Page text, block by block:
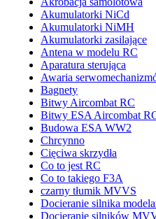
Akumulatorki NiCd
Akumulatorki NiMH
Akumulatorki zasilające
Antena w modelu RC
Aparatura sterująca
Awaria
Bagnety
Bitwy Aircombat RC
Bitwy ESA Aircombat
Budowa ESA WW2
Chrcynno
Cięciwa skrzydła
Co to jest RC
Co to takiego F3A
czarny tłumik MVVS
Docieranie silnika
Docieranie silników